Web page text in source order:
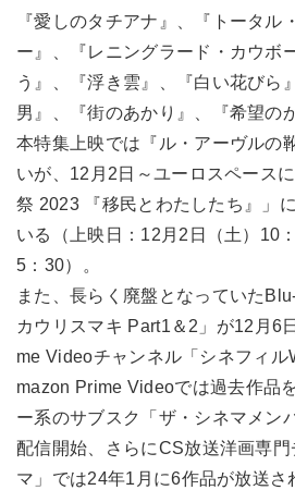
『愛しのタチアナ』、『トータル
ー』、『レニングラード・カウボ
う』、『浮き雲』、『白い花びら
男』、『街のあかり』、『希望の
本特集上映では『ル・アーヴルの
いが、12月2日～ユーロスペース
祭 2023 『移民とわたしたち』」
いる（上映日：12月2日（土）10
5：30）。
また、長らく廃盤となっていた
カウリスマキ Part1＆2」が12月6
me Videoチャンネル「シネフィル
mazon Prime Videoでは過去作品
ー系のサブスク「ザ・シネマメン
配信開始、さらにCS放送洋画専
マ」では24年1月に6作品が放送さ